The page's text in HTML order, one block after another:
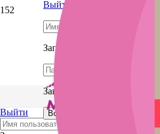
Выйти
Заполните поле
Заполните поле
Войти
Выйти
РАСПРОДАЖА!
РАСПРОДАЖА!
РАСПРОДАЖА!
РАСПРОДАЖА!
РАСПРОДАЖА!
РАСПРОДАЖА!
РАСПРОДАЖА!
РАСПРОДАЖА!